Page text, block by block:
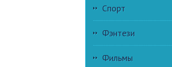
Спорт
Фэнтези
Фильмы